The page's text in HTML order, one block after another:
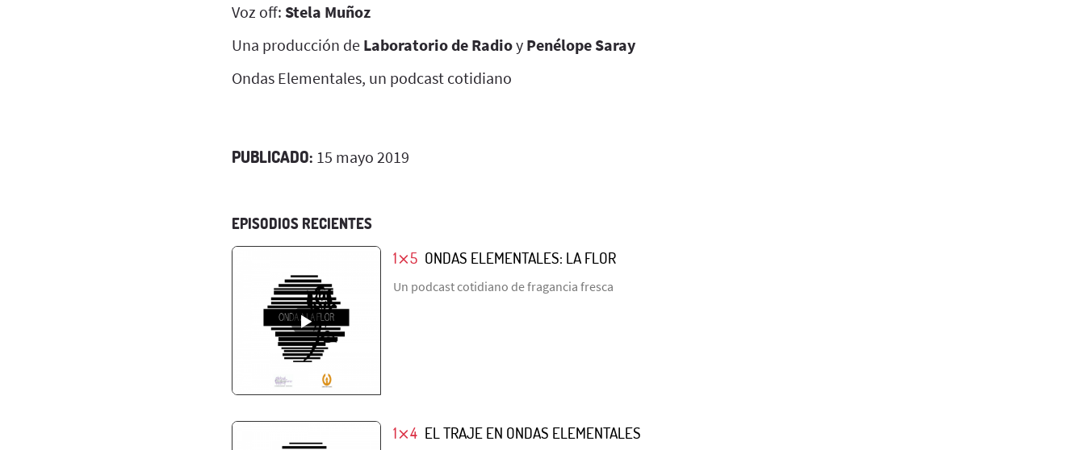
Voz off: Stela Muñoz
Una producción de Laboratorio de Radioy Penélope Saray
Ondas Elementales, un podcast cotidiano
PUBLICADO: 15 mayo 2019
EPISODIOS RECIENTES
1⨯5 ONDAS ELEMENTALES: LA FLOR
Un podcast cotidiano de fragancia fresca
1⨯4 EL TRAJE EN ONDAS ELEMENTALES